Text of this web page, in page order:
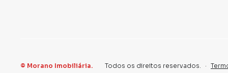
© Morano Imobiliária. Todos os direitos reservados. ·